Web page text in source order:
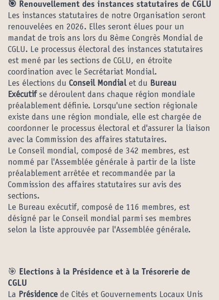
🎯 Renouvellement des instances statutaires de CGLU
Les instances statutaires de notre Organisation seront
renouvelées en 2026. Elles seront élues pour un
mandat de trois ans lors du 8ème Congrès Mondial de
CGLU. Le processus électoral des instances statutaires
est mené par les sections de CGLU, en étroite
coordination avec le Secrétariat Mondial.
Les élections du Conseil Mondialet du Bureau
Exécutifse déroulent dans chaque région mondiale
préalablement définie. Lorsqu'une section régionale
existe dans une région mondiale, elle est chargée de
coordonner le processus électoral et d'assurer la liaison
avec la Commission des affaires statutaires.
Le Conseil mondial, composé de 342 membres, est
nommé par l'Assemblée générale à partir de la liste
préalablement arrêtée et recommandée par la
Commission des affaires statutaires sur avis des
sections.
Le Bureau exécutif, composé de 116 membres, est
désigné par le Conseil mondial parmi ses membres
selon la liste approuvée par l'Assemblée générale.
🎯 Elections à la Présidence et à la Trésorerie de
CGLU
La Présidence de Cités et Gouvernements Locaux Unis